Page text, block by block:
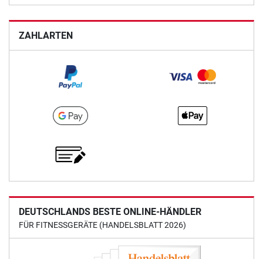
ZAHLARTEN
DEUTSCHLANDS BESTE ONLINE-HÄNDLER
FÜR FITNESSGERÄTE (HANDELSBLATT 2026)